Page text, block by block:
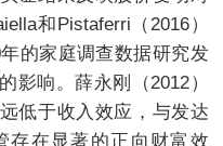
和Pistaferri（2016）
的家庭调查数据研究发
影响。薛永刚（2012）
低于收入效应，与发达
存在显著的正向财富效